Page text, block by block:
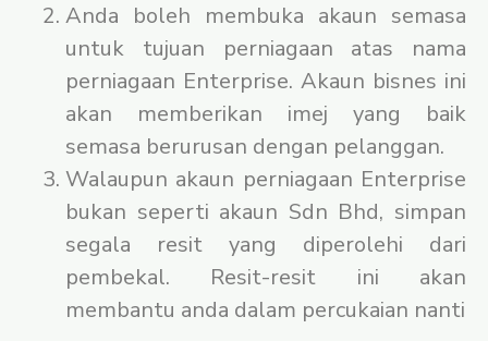
Anda boleh membuka akaun semasa
untuk tujuan perniagaan atas nama
perniagaan Enterprise. Akaun bisnes ini
akan memberikan imej yang baik
semasa berurusan dengan pelanggan.
Walaupun akaun perniagaan Enterprise
bukan seperti akaun Sdn Bhd, simpan
segala resit yang diperolehi dari
pembekal. Resit-resit ini akan
membantu anda dalam percukaian nanti